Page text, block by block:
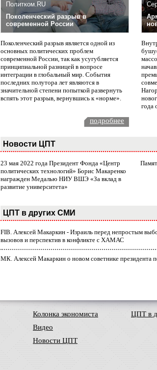
Политком.RU
Поколенческий разрыв в
современной России
Поколенческий разрыв является одной из
основных политических проблем
современной России, так как усугубляется
принципиальной разницей в вопросе
интеграции в глобальный мир. События
последних полутора лет являются в
значительной степени попыткой развернуть
вспять этот разрыв, вернувшись к «норме».
года
подробнее
Новости ЦПТ
23 мая 2022 года Президент Фонда «Центр
политических технологий» Борис Макаренко
награжден Медалью НИУ ВШЭ «За вклад в
развитие университета»
ЦПТ в других СМИ
FIB. Алексей Макаркин - Израиль перед непростым
вызовов и перспектив в конфликте с ХАМАС
МК. Алексей Макаркин о новом советнике президента
Колонка экономиста
Видео
Новости ЦПТ
ЦПТ в